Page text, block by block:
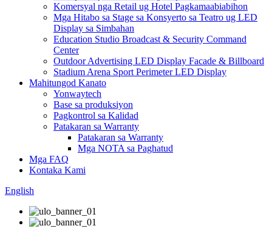
Komersyal nga Retail ug Hotel Pagkamaabiabihon
Mga Hitabo sa Stage sa Konsyerto sa Teatro ug LED
Display sa Simbahan
Education Studio Broadcast & Security Command
Center
Outdoor Advertising LED Display Facade & Billboard
Stadium Arena Sport Perimeter LED Display
Mahitungod Kanato
Yonwaytech
Base sa produksiyon
Pagkontrol sa Kalidad
Patakaran sa Warranty
Patakaran sa Warranty
Mga NOTA sa Paghatud
Mga FAQ
Kontaka Kami
English